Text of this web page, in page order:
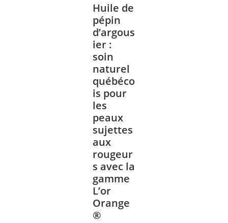
Huile de
pépin
d’argous
ier :
soin
naturel
québéco
is pour
les
peaux
sujettes
aux
rougeur
s avec la
gamme
L’or
Orange
®